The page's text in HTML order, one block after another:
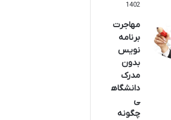
1402
مهاجرت
برنامه
نویس
بدون
مدرک
دانشگاه
ی
چگونه